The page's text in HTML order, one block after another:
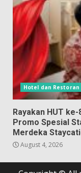
Hotel dan Restoran
Rayakan HUT
Promo Spesial
Merdeka
August 4, 2026